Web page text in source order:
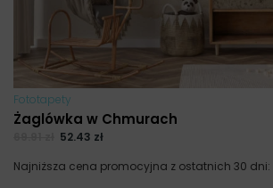
Fototapety
Żaglówka w Chmurach
52.43 zł
Najniższa cena promocyjna z ostatnich 30 dni: